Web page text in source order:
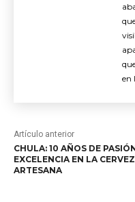
en
Artículo anterior
CHULA: 10 AÑOS DE
EXCELENCIA EN LA
ARTESANA